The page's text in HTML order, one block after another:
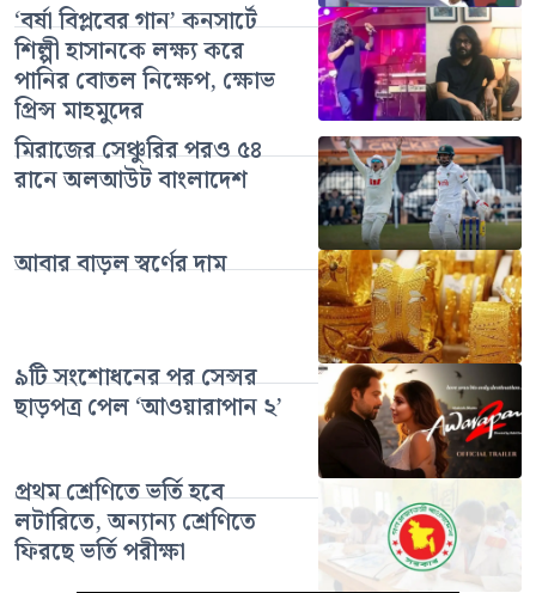
‘বর্ষা বিপ্লবের গান’ কনসার্টে
শিল্পী হাসানকে লক্ষ্য করে
পানির বোতল নিক্ষেপ, ক্ষোভ
প্রিন্স মাহমুদের
মিরাজের সেঞ্চুরির পরও ৫৪
রানে অলআউট বাংলাদেশ
আবার বাড়ল স্বর্ণের দাম
৯টি সংশোধনের পর সেন্সর
ছাড়পত্র পেল ‘আওয়ারাপান ২’
প্রথম শ্রেণিতে ভর্তি হবে
লটারিতে, অন্যান্য শ্রেণিতে
ফিরছে ভর্তি পরীক্ষা